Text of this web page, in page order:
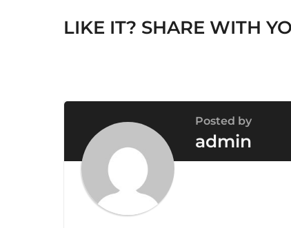
i
n
i
LIKE IT? SHARE WITH
Posted by
admin